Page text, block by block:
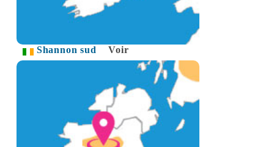
Shannon sud Voir